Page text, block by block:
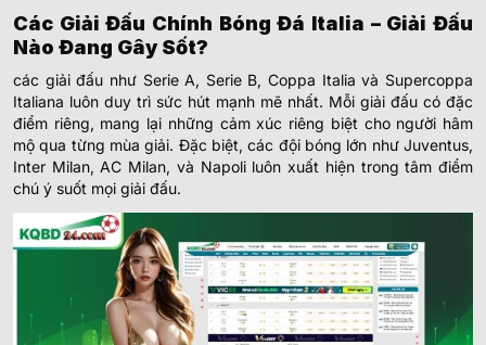
Các Giải Đấu Chính Bóng Đá Italia – Giải Đấu
Nào Đang Gây Sốt?
các giải đấu như Serie A, Serie B, Coppa Italia và Supercoppa
Italiana luôn duy trì sức hút mạnh mẽ nhất. Mỗi giải đấu có đặc
điểm riêng, mang lại những cảm xúc riêng biệt cho người hâm
mộ qua từng mùa giải. Đặc biệt, các đội bóng lớn như Juventus,
Inter Milan, AC Milan, và Napoli luôn xuất hiện trong tâm điểm
chú ý suốt mọi giải đấu.